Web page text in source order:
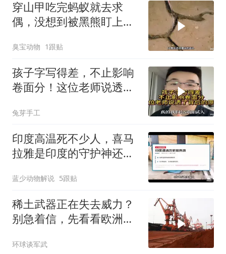
穿山甲吃完蚂蚁就去求
偶，没想到被黑熊盯上
臭宝动物 1跟贴
孩子字写得差，不止影响
卷面分！这位老师说透了
兔芽手工
印度高温死不少人，喜马
拉雅是印度的守护神还是
蓝少动物解说 5跟贴
稀土武器正在失去威力？
别急着信，先看看欧洲军
环球谈军武